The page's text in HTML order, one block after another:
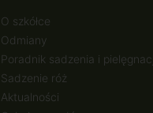
O szkółce
Odmiany
Poradnik sadzenia i
Sadzenie róż
Aktualności